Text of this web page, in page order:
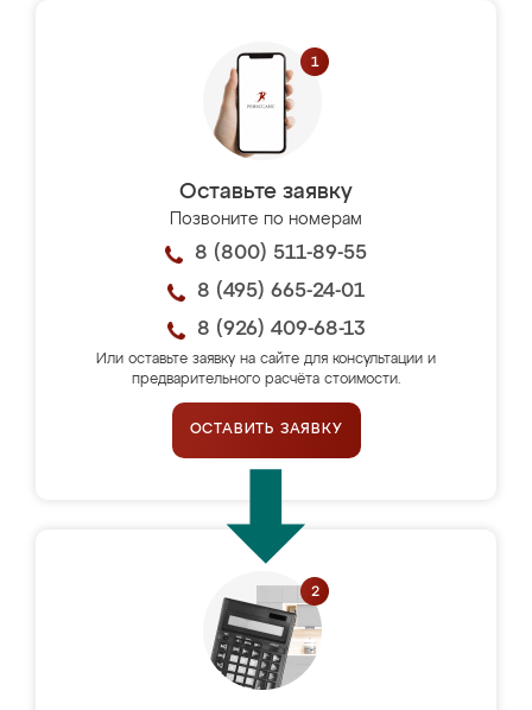
Оставьте заявку
Позвоните по номерам
8 (800) 511-89-55
8 (495) 665-24-01
8 (926) 409-68-13
Или оставьте заявку на сайте для консультации и
предварительного расчёта стоимости.
ОСТАВИТЬ ЗАЯВКУ